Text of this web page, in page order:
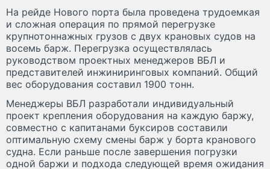
На рейде Нового порта была проведена трудоемкая
и сложная операция по прямой перегрузке
крупнотоннажных грузов с двух крановых судов на
восемь барж. Перегрузка осуществлялась
руководством проектных менеджеров ВБЛ и
представителей инжиниринговых компаний. Общий
вес оборудования составил 1900 тонн.
Менеджеры ВБЛ разработали индивидуальный
проект крепления оборудования на каждую баржу,
cовместно с капитанами буксиров составили
оптимальную схему смены барж у борта кранового
судна. Если раньше после завершения погрузки
одной баржи и подхода следующей время ожидания